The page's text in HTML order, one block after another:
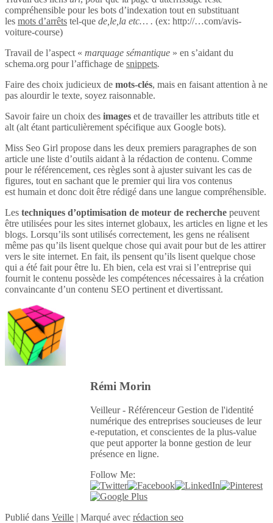
compréhensible pour les bots d’indexation tout en substituant
les mots d’arrêts tel-que de,le,la etc… . (ex: http://…com/avis-
voiture-course)
Travail de l’aspect « marquage sémantique » en s’aidant du
schema.org pour l’affichage de snippets.
Faire des choix judicieux de mots-clés, mais en faisant attention à ne
pas alourdir le texte, soyez raisonnable.
Savoir faire un choix des images et de travailler les attributs title et
alt (alt étant particulièrement spécifique aux Google bots).
Miss Seo Girl propose dans les deux premiers paragraphes de son
article une liste d’outils aidant à la rédaction de contenu. Comme
pour le référencement, ces règles sont à ajuster suivant les cas de
figures, tout en sachant que le premier qui lira vos contenus
est humain et donc doit être rédigé dans une langue compréhensible.
Les techniques d’optimisation de moteur de recherche peuvent
être utilisées pour les sites internet globaux, les articles en ligne et les
blogs. Lorsqu’ils sont utilisés correctement, les gens ne réalisent
même pas qu’ils lisent quelque chose qui avait pour but de les attirer
vers le site internet. En fait, ils pensent qu’ils lisent quelque chose
qui a été fait pour être lu. Eh bien, cela est vrai si l’entreprise qui
fournit le contenu possède les compétences nécessaires à la création
convaincante d’un contenu SEO pertinent et divertissant.
Rémi Morin
Veilleur - Référenceur Gestion de l'identité
numérique des entreprises soucieuses de leur
e-reputation, et conscientes de la plus-value
que peut apporter la bonne gestion de leur
présence en ligne.
Follow Me:
Publié dans Veille | Marqué avec rédaction seo